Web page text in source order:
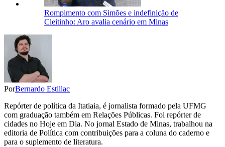
Rompimento com Simões e indefinição de
Cleitinho: Aro avalia cenário em Minas
PorBernardo Estillac
Repórter de política da Itatiaia, é jornalista formado pela UFMG
com graduação também em Relações Públicas. Foi repórter de
cidades no Hoje em Dia. No jornal Estado de Minas, trabalhou na
editoria de Política com contribuições para a coluna do caderno e
para o suplemento de literatura.